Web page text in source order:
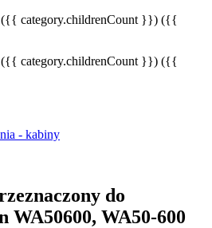
({{ category.childrenCount }}) ({{
({{ category.childrenCount }}) ({{
- kabiny
do
WA50600, WA50-600